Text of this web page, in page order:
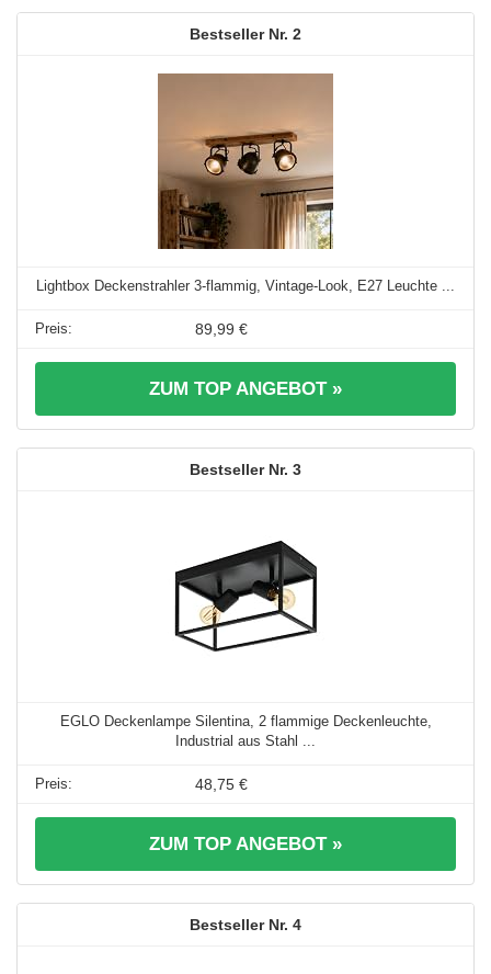
2
Lightbox Deckenstrahler 3-flammig, Vintage-Look, E27 Leuchte ...
89,99 €
ZUM TOP ANGEBOT »
3
EGLO Deckenlampe Silentina, 2 flammige Deckenleuchte,
Industrial aus Stahl ...
48,75 €
ZUM TOP ANGEBOT »
4